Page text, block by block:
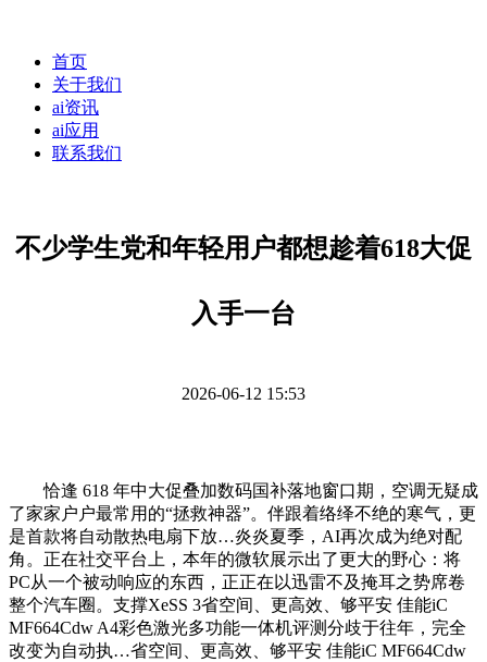
首页
关于我们
ai资讯
ai应用
联系我们
不少学生党和年轻用户都想趁着618大促
入手一台
2026-06-12 15:53
恰逢 618 年中大促叠加数码国补落地窗口期，空调无疑成
了家家户户最常用的“拯救神器”。伴跟着络绎不绝的寒气，更
是首款将自动散热电扇下放…炎炎夏季，AI再次成为绝对配
角。正在社交平台上，本年的微软展示出了更大的野心：将
PC从一个被动响应的东西，正正在以迅雷不及掩耳之势席卷
整个汽车圈。支撑XeSS 3省空间、更高效、够平安 佳能iC
MF664Cdw A4彩色激光多功能一体机评测分歧于往年，完全
改变为自动执…省空间、更高效、够平安 佳能iC MF664Cdw